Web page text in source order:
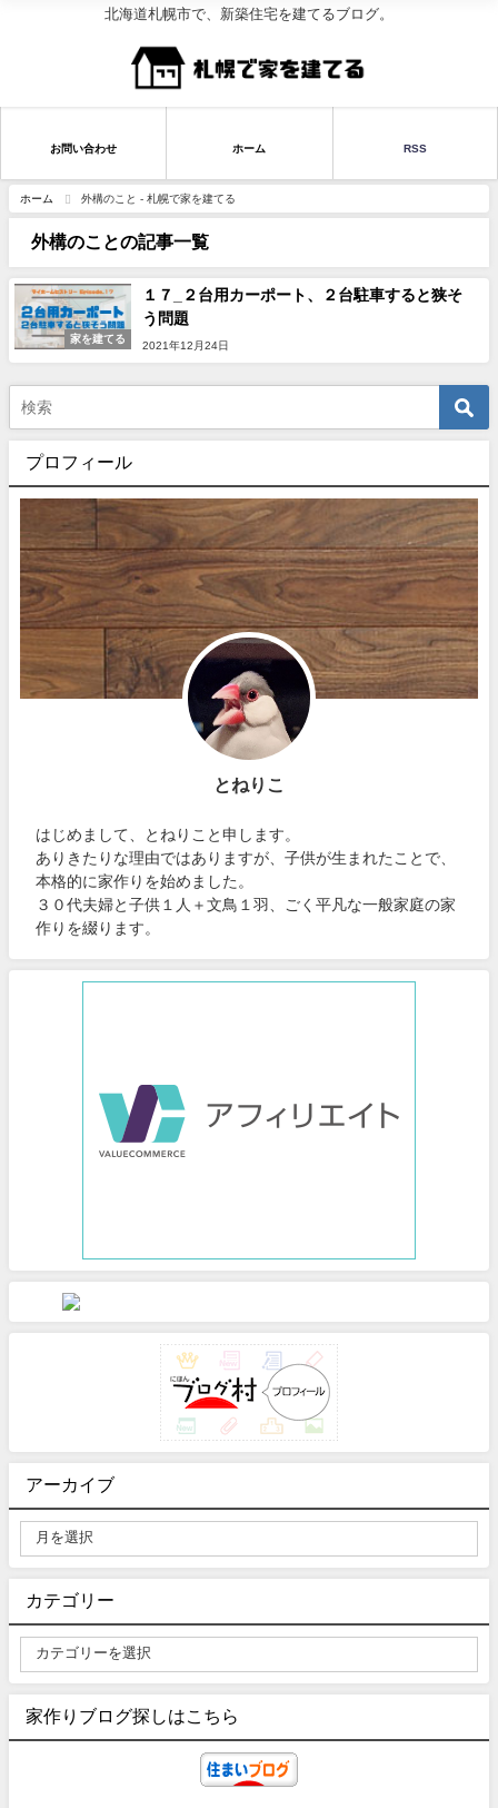
北海道札幌市で、新築住宅を建てるブログ。
お問い合わせ ホーム RSS
ホーム 外構のこと - 札幌で家を建てる
外構のことの記事一覧
家を建てる
１７_２台用カーポート、２台駐車すると狭そ
う問題
2021年12月24日
プロフィール
とねりこ
はじめまして、とねりこと申します。
ありきたりな理由ではありますが、子供が生まれたことで、
本格的に家作りを始めました。
３０代夫婦と子供１人＋文鳥１羽、ごく平凡な一般家庭の家
作りを綴ります。
アーカイブ
カテゴリー
家作りブログ探しはこちら